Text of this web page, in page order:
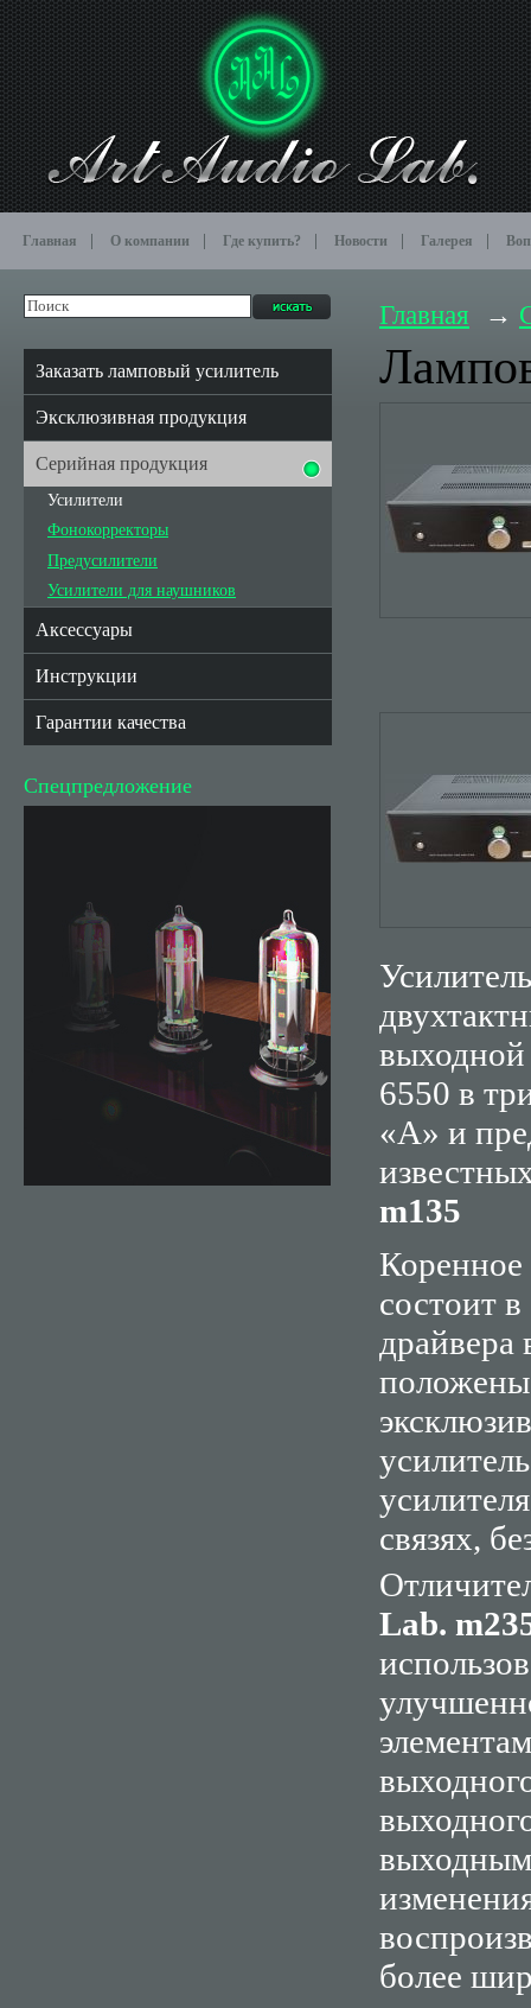
Главная О компании Где купить? Новости Галерея
Главная
выходной
6550 в
«А» и
m135
состоит
положены
связях,
Lab.
более
Заказать ламповый усилитель
Эксклюзивная продукция
Серийная продукция
Усилители
Фонокорректоры
Предусилители
Усилители для наушников
Аксессуары
Инструкции
Гарантии качества
Спецпредложение